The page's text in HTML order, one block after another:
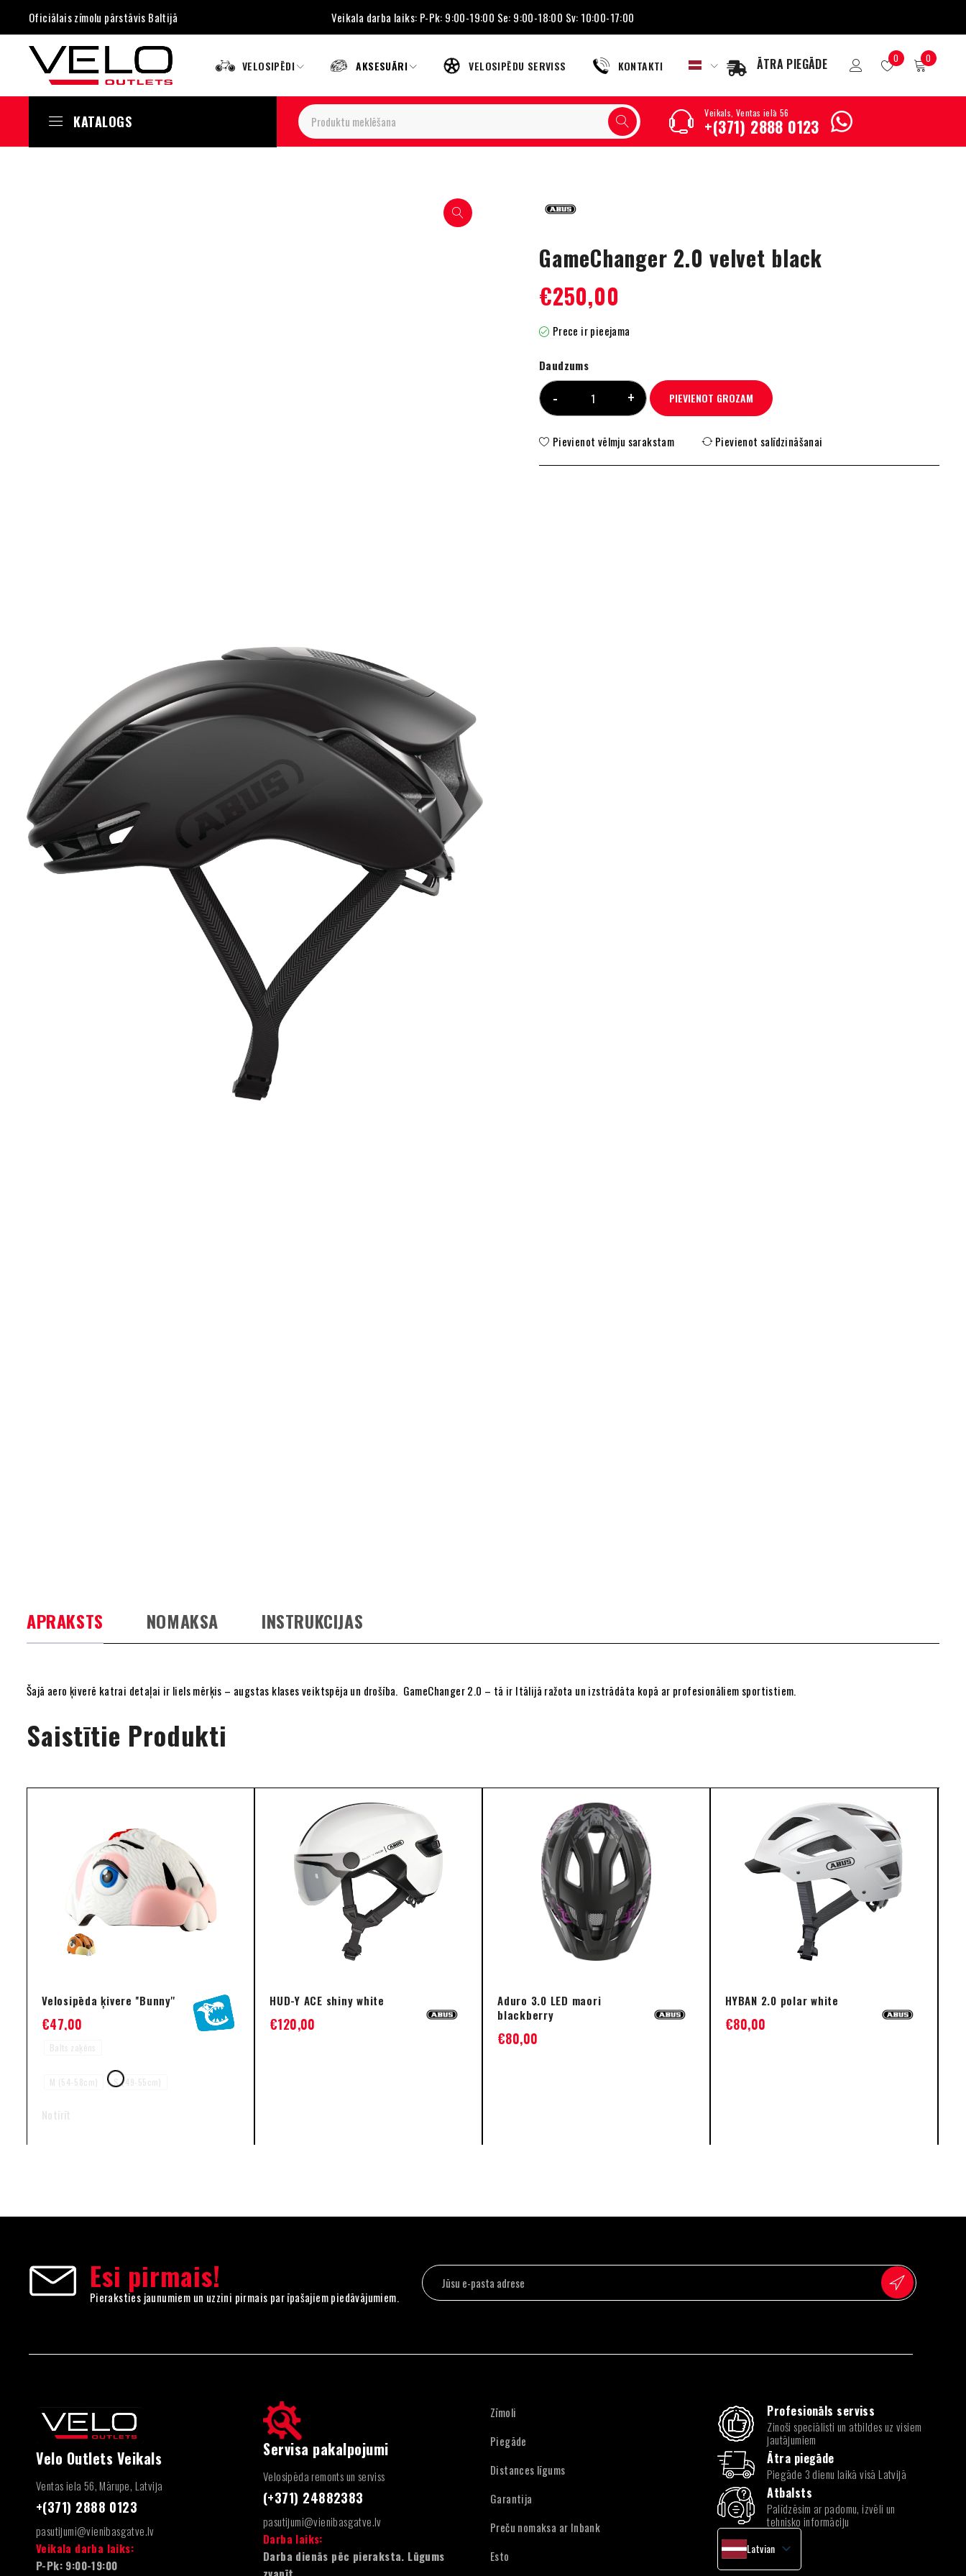
Oficiālais zīmolu pārstāvis Baltijā Veikala darba laiks: P-Pk: 9:00-19:00 Se: 9:00-18:00 Sv: 10:00-17:00
VELOSIPĒDI AKSESUĀRI VELOSIPĒDU SERVISS KONTAKTI ĀTRA PIEGĀDE 0 0
KATALOGS Veikals, Ventas ielā 56
+(371) 2888 0123
GameChanger 2.0 velvet black
€250,00
Prece ir pieejama
Daudzums
PIEVIENOT GROZAM
Pievienot vēlmju sarakstam Pievienot salīdzināšanai
APRAKSTS NOMAKSA INSTRUKCIJAS
Šajā aero ķiverē katrai detaļai ir liels mērķis – augstas klases veiktspēja un drošība. GameChanger 2.0 – tā ir Itālijā ražota un izstrādāta kopā ar profesionāliem sportistiem.
Saistītie Produkti
Velosipēda ķivere ''Bunny''
€47,00
Balts zaķēns
M (54-58cm) S (49-55cm)
Notīrīt
HUD-Y ACE shiny white
€120,00
Aduro 3.0 LED maori
blackberry
€80,00
HYBAN 2.0 polar white
€80,00
Esi pirmais!
Pieraksties jaunumiem un uzzini pirmais par īpašajiem piedāvājumiem.
Velo Outlets Veikals
Ventas iela 56, Mārupe, Latvija
+(371) 2888 0123
pasutijumi@vienibasgatve.lv
Veikala darba laiks:
P-Pk: 9:00-19:00
Servisa pakalpojumi
Velosipēda remonts un serviss
(+371) 24882383
pasutijumi@vienibasgatve.lv
Darba laiks:
Darba dienās pēc pieraksta. Lūgums
Zīmoli
Piegāde
Distances līgums
Garantija
Preču nomaksa ar Inbank
Esto
Profesionāls serviss
Zinoši speciālisti un atbildes uz visiem
jautājumiem
Ātra piegāde
Piegāde 3 dienu laikā visā Latvijā
Atbalsts
Palīdzēsim ar padomu, izvēli un
tehnisko informāciju
Latvian
English